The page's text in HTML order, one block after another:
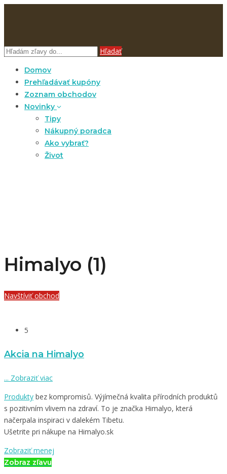
Hľadať
Domov
Prehľadávať kupóny
Zoznam obchodov
Novinky
Tipy
Nákupný poradca
Ako vybrať?
Život
Himalyo (1)
Navštíviť obchod
5
Akcia na Himalyo
... Zobraziť viac
Produkty bez kompromisů. Výjímečná kvalita přírodních produktů
s pozitivním vlivem na zdraví. To je značka Himalyo, která
načerpala inspiraci v dalekém Tibetu.
Ušetrite pri nákupe na Himalyo.sk
Zobraziť menej
Zobraz zľavu